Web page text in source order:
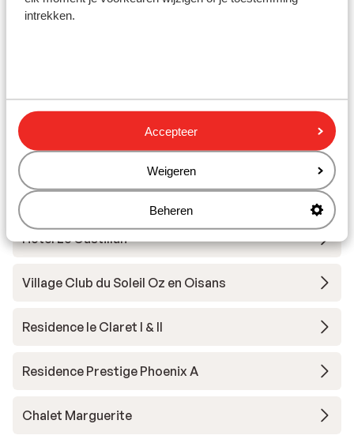
intrekken.
Accepteer
Weigeren
Beheren
Hotel Au Chamois d'Or
Hotel Daria-I Nor
Hotel Le Castillan
Village Club du Soleil Oz en Oisans
Residence le Claret I & II
Residence Prestige Phoenix A
Chalet Marguerite